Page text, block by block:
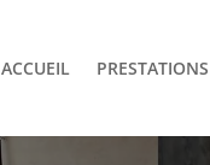
ACCUEIL PRESTATIONS